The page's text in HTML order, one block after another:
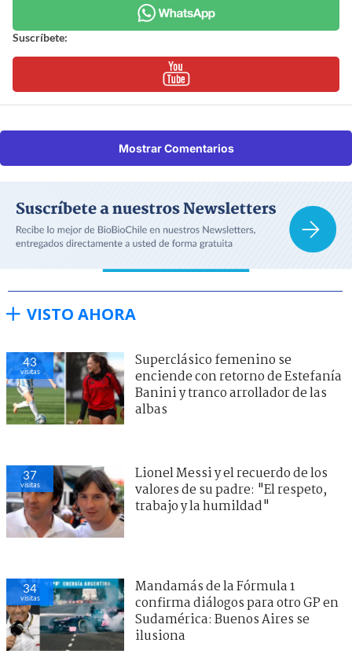
Suscríbete:
Mostrar Comentarios
VISTO AHORA
43
visitas
Superclásico femenino se
enciende con retorno de Estefanía
Banini y tranco arrollador de las
albas
37
visitas
Lionel Messi y el recuerdo de los
valores de su padre: "El respeto,
trabajo y la humildad"
34
visitas
Mandamás de la Fórmula 1
confirma diálogos para otro GP en
Sudamérica: Buenos Aires se
ilusiona